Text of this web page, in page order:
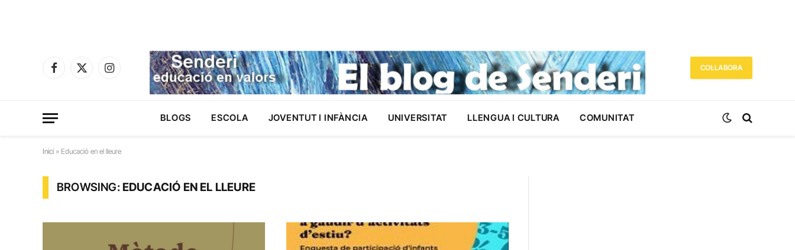
Facebook
X
Instagram
COL·LABORA
BLOGS ESCOLA JOVENTUT I INFÀNCIA UNIVERSITAT LLENGUA I CULTURA COMUNITAT
Inici » Educació en el lleure
BROWSING:EDUCACIÓ EN EL LLEURE